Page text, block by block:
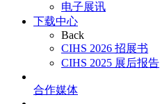
电子展讯
下载中心
Back
CIHS 2026 招展书
CIHS 2025 展后报告
合作媒体